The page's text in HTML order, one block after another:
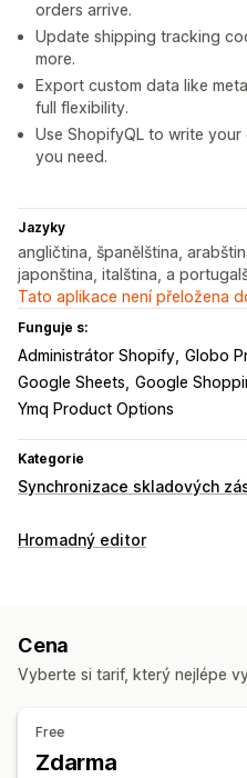
orders arrive.
Update shipping tracking
more.
Export custom data like
full flexibility.
Use ShopifyQL to write
you need.
Jazyky
angličtina, španělština,
japonština, italština, a
Tato aplikace není přeložena
Funguje s:
Administrátor Shopify Globo
Google Sheets Google
Ymq Product Options
Kategorie
Synchronizace skladových
Typ synchronizace
Oznámení a výkazy
Výkazy chyb
Upozornění na skladové
Hromadný editor
SKU a čárové kódy
Metapole Kolekce
Cena
Vyberte si tarif, který nejlépe
Free
Zdarma